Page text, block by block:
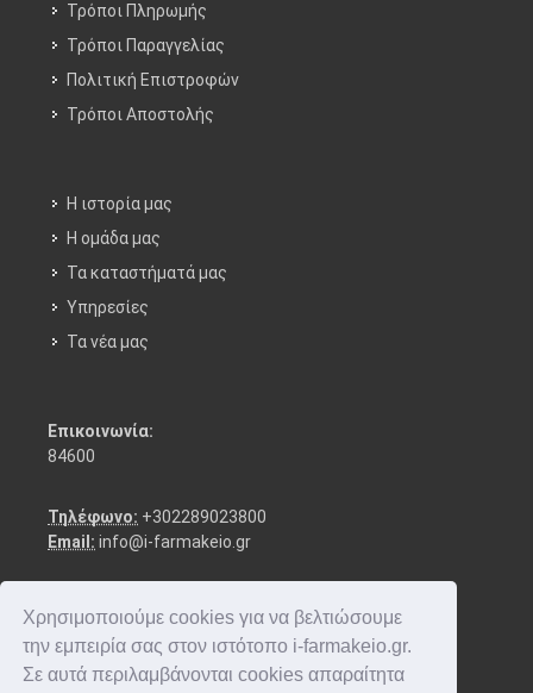
Χρησιμοποιούμε cookies για να βελτιώσουμε
την εμπειρία σας στον ιστότοπο i-farmakeio.gr.
Σε αυτά περιλαμβάνονται cookies απαραίτητα
Τρόποι Πληρωμής
Τρόποι Παραγγελίας
Πολιτική Επιστροφών
Τρόποι Aποστολής
Η ιστορία μας
Η ομάδα μας
Τα καταστήματά μας
Υπηρεσίες
Τα νέα μας
Επικοινωνία:
84600
Τηλέφωνο: +302289023800
Email: info@i-farmakeio.gr